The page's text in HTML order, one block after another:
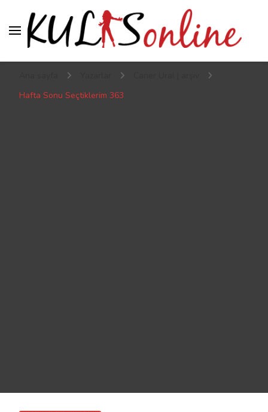
Kulis online
Kulis’ten geçmeden sahneye çıkılmaz
Hafta Sonu Seçtiklerim 363